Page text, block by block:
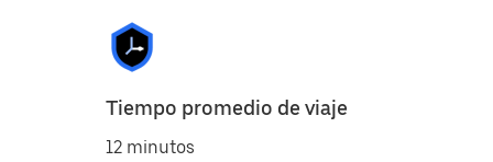
Tiempo promedio de viaje
12 minutos